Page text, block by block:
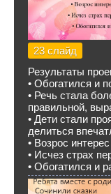
23 слайд
Результаты
• Обогатился и
• Речь стала
правильной,
• Дети стали
делиться
• Возрос
• Исчез страх
• Обогатился и